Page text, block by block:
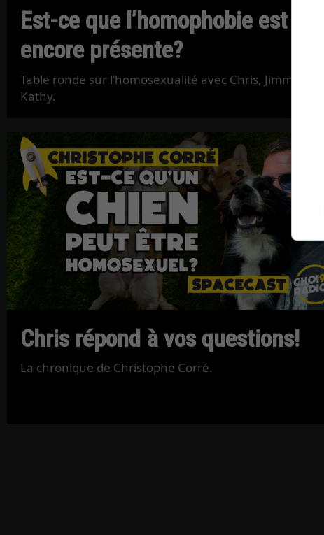
Est-ce que l’homophobie est
encore présente?
Table ronde sur l’homosexualité avec Chris, Jimmy et
Kathy.
Chris répond à vos questions!
La chronique de Christophe Corré.